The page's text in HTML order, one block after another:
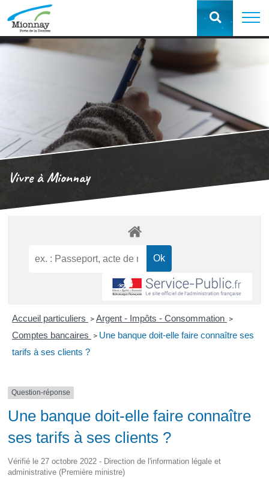
Vivre à Mionnay
Accueil particuliers > Argent - Impôts - Consommation >
Comptes bancaires > Une banque doit-elle faire connaître ses
tarifs à ses clients ?
Question-réponse
Une banque doit-elle faire connaître
ses tarifs à ses clients ?
Vérifié le 27 octobre 2022 - Direction de l'information légale et
administrative (Première ministre)